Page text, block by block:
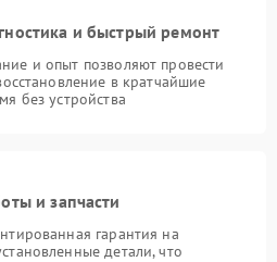
и быстрый ремонт
и опыт позволяют провести
в кратчайшие
без устройства
и запчасти
гарантия на
детали, что